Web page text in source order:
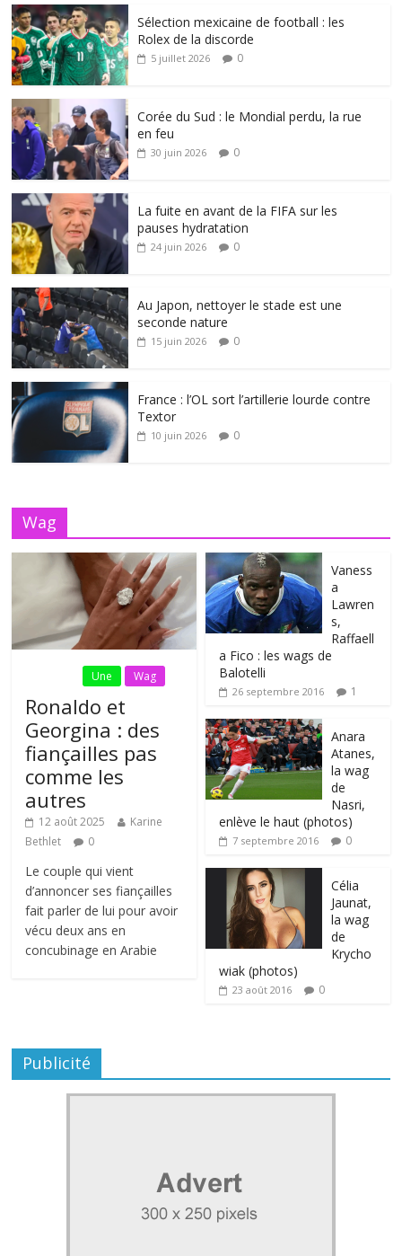
Sélection mexicaine de football : les
Rolex de la discorde
5 juillet 2026 0
Corée du Sud : le Mondial perdu, la rue
en feu
30 juin 2026 0
La fuite en avant de la FIFA sur les
pauses hydratation
24 juin 2026 0
Au Japon, nettoyer le stade est une
seconde nature
15 juin 2026 0
France : l’OL sort l’artillerie lourde contre
Textor
10 juin 2026 0
Wag
Une Wag
Ronaldo et
Georgina : des
fiançailles pas
comme les
autres
12 août 2025
Karine
Bethlet
0
Le couple qui vient
d’annoncer ses fiançailles
fait parler de lui pour avoir
vécu deux ans en
concubinage en Arabie
Vaness
a
Lawren
s,
Raffaell
a Fico : les wags de
Balotelli
26 septembre 2016 1
Anara
Atanes,
la wag
de
Nasri,
enlève le haut (photos)
7 septembre 2016 0
Célia
Jaunat,
la wag
de
Krycho
wiak (photos)
23 août 2016 0
Publicité